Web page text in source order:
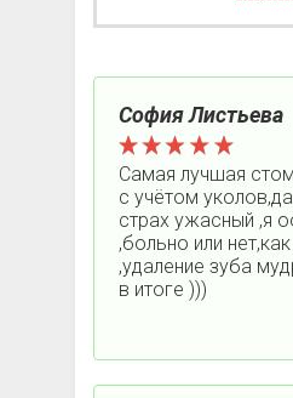
София Листьева
Самая лучшая
с учётом
страх ужасный ,я
,больно или
,удаление зуба
в итоге )))